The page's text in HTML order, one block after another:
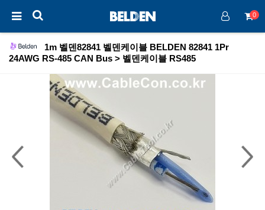
0
1m 벨덴82841 벨덴케이블 BELDEN 82841 1Pr
24AWG RS-485 CAN Bus > 벨덴케이블 RS485